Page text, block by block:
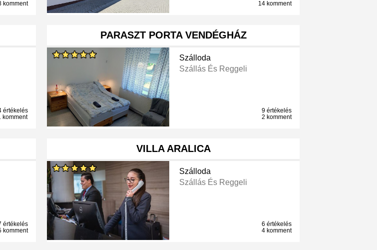
komment
14 komment
értékelés
komment
PARASZT PORTA VENDÉGHÁZ
Szálloda
Szállás És Reggeli
9 értékelés
2 komment
értékelés
komment
VILLA ARALICA
Szálloda
Szállás És Reggeli
6 értékelés
4 komment